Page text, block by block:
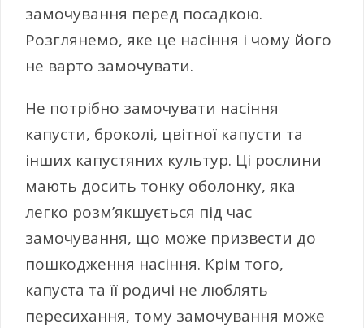
замочування перед посадкою.
Розглянемо, яке це насіння і чому його
не варто замочувати.
Не потрібно замочувати насіння
капусти, броколі, цвітної капусти та
інших капустяних культур. Ці рослини
мають досить тонку оболонку, яка
легко розм’якшується під час
замочування, що може призвести до
пошкодження насіння. Крім того,
капуста та її родичі не люблять
пересихання, тому замочування може